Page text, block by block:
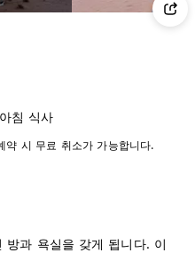
침 식사‎
시 무료 취소가 가능합니다.
방과 욕실을 갖게 됩니다. 이